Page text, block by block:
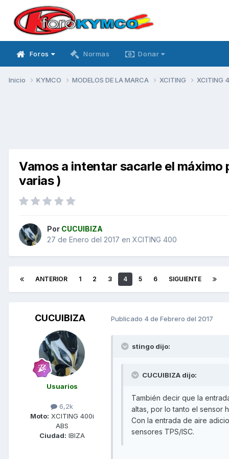
Foros Normas Donar
Inicio KYMCO MODELOS DE LA MARCA XCITING XCITING
Vamos a intentar sacarle el
varias )
Por CUCUIBIZA
27 de Enero del 2017 en XCITING 400
ANTERIOR 1 2 3 4 5 6 SIGUIENTE
CUCUIBIZA
Usuarios
6,2k
Moto: XCITING 400i
ABS
Ciudad: IBIZA
Publicado 4 de Febrero del 2017
stingo dijo:
CUCUIBIZA dijo:
También decir que la
altas, por lo tanto el sensor
Con la entrada de aire
sensores TPS/ISC.